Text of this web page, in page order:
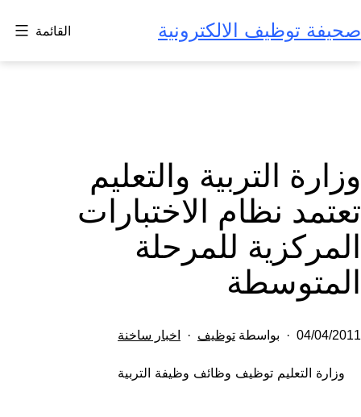
إلى
المحتوى
صحيفة توظيف الالكترونية القائمة
وزارة التربية والتعليم
تعتمد نظام الاختبارات
المركزية للمرحلة
المتوسطة
تم
في
04/04/2011 بواسطة توظيف
مصنف
اخبار ساخنة
وزارة التعليم توظيف وظائف وظيفة التربية